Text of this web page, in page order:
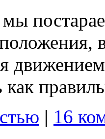
мы
| 16